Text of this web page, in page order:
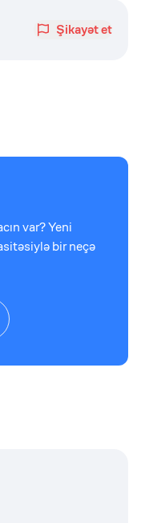
Şikayət et
var? Yeni
bir neçə